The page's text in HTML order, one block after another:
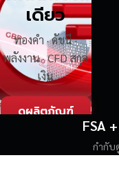
เดียว
ทองคำ · ดัชนี ·
พลังงาน · CFD สกุล
เงิน
ดูผลิตภัณฑ์
FSA
กำกับ